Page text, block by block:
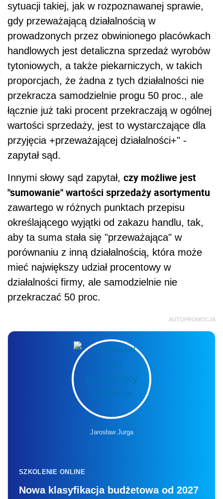
sytuacji takiej, jak w rozpoznawanej sprawie,
gdy przeważającą działalnością w
prowadzonych przez obwinionego placówkach
handlowych jest detaliczna sprzedaż wyrobów
tytoniowych, a także piekarniczych, w takich
proporcjach, że żadna z tych działalności nie
przekracza samodzielnie progu 50 proc., ale
łącznie już taki procent przekraczają w ogólnej
wartości sprzedaży, jest to wystarczające dla
przyjęcia +przeważającej działalności+" -
zapytał sąd.
Innymi słowy sąd zapytał, czy możliwe jest
"sumowanie" wartości sprzedaży asortymentu
zawartego w różnych punktach przepisu
określającego wyjątki od zakazu handlu, tak,
aby ta suma stała się "przeważająca" w
porównaniu z inną działalnością, która może
mieć największy udział procentowy w
działalności firmy, ale samodzielnie nie
przekraczać 50 proc.
AUTOPROMOCJA
Jarosław Jurga
SZKOLENIE ONLINE
Nowa klasyfikacja budżetowa od 2027